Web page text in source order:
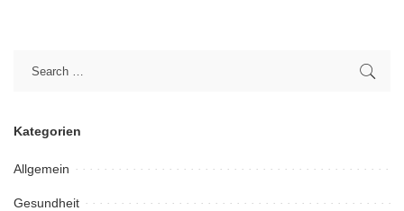
Kategorien
Allgemein
Gesundheit